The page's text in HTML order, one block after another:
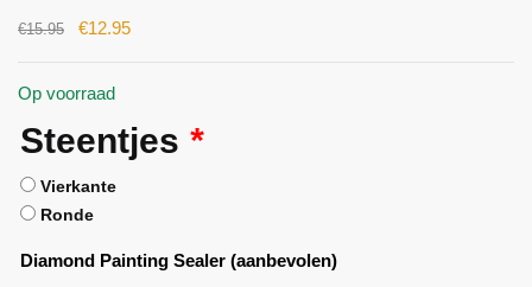
€15.95 €12.95
Op voorraad
Steentjes *
Vierkante
Ronde
Diamond Painting Sealer (aanbevolen)